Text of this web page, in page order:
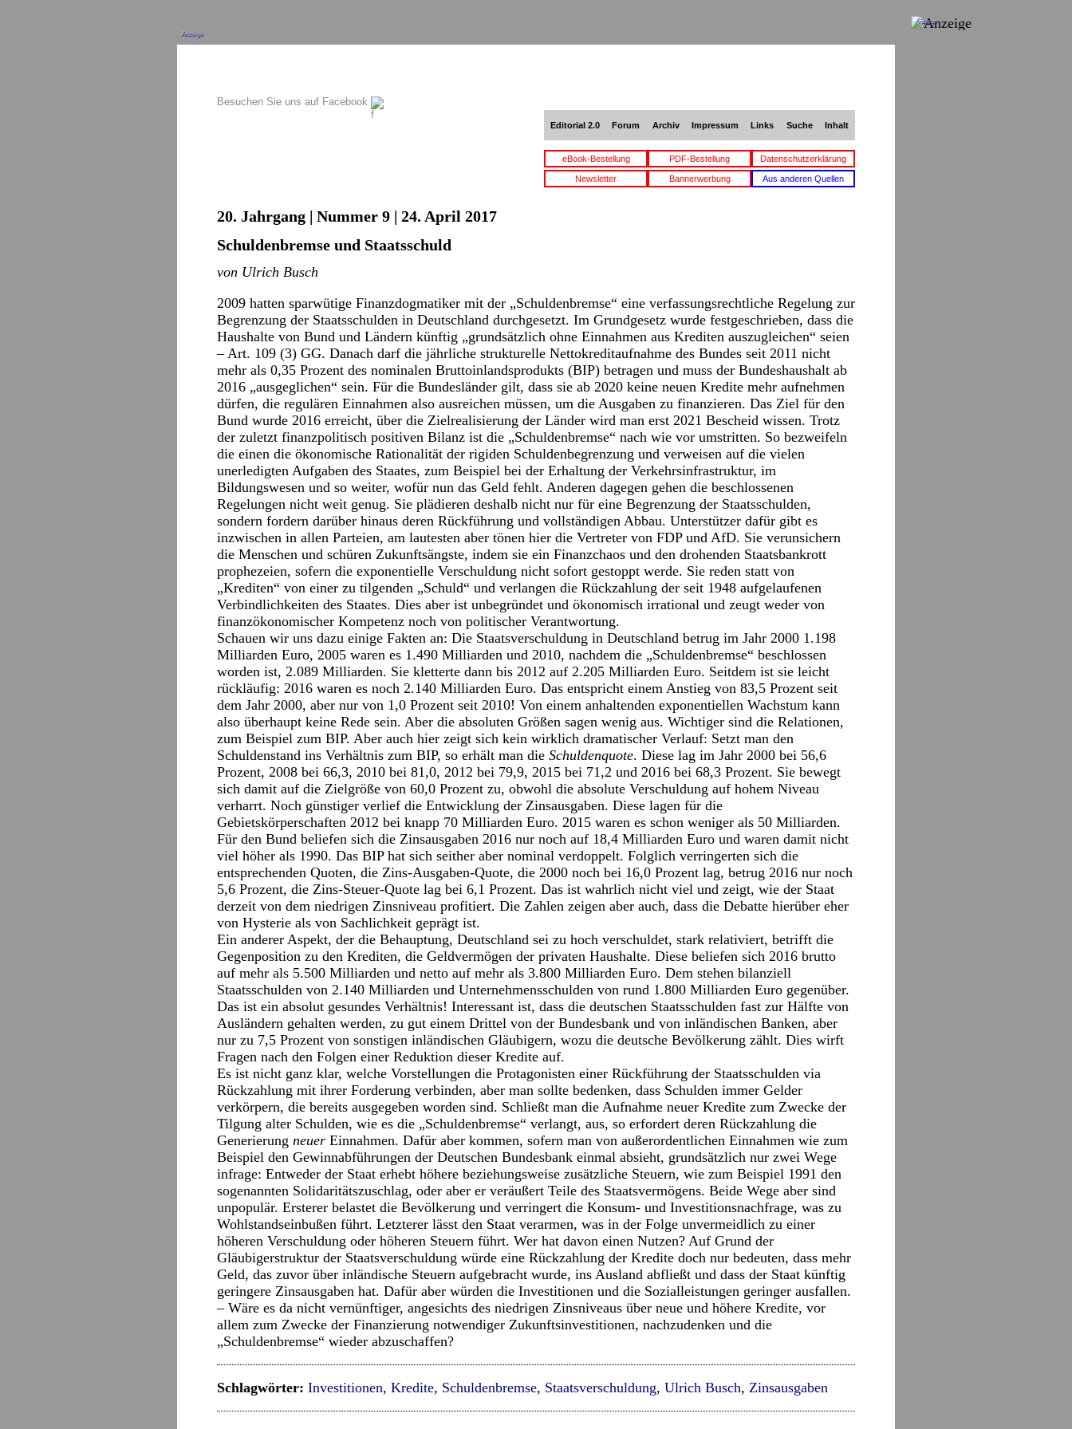
Anzeige
Besuchen Sie uns auf Facebook
Editorial 2.0 Forum Archiv Impressum Links Suche Inhalt
eBook-Bestellung PDF-Bestellung Datenschutzerklärung
Newsletter Bannerwerbung Aus anderen Quellen
20. Jahrgang | Nummer 9 | 24. April 2017
Schuldenbremse und Staatsschuld
von Ulrich Busch
2009 hatten sparwütige Finanzdogmatiker mit der „Schuldenbremse“ eine verfassungsrechtliche Regelung zur
Begrenzung der Staatsschulden in Deutschland durchgesetzt. Im Grundgesetz wurde festgeschrieben, dass die
Haushalte von Bund und Ländern künftig „grundsätzlich ohne Einnahmen aus Krediten auszugleichen“ seien
– Art. 109 (3) GG. Danach darf die jährliche strukturelle Nettokreditaufnahme des Bundes seit 2011 nicht
mehr als 0,35 Prozent des nominalen Bruttoinlandsprodukts (BIP) betragen und muss der Bundeshaushalt ab
2016 „ausgeglichen“ sein. Für die Bundesländer gilt, dass sie ab 2020 keine neuen Kredite mehr aufnehmen
dürfen, die regulären Einnahmen also ausreichen müssen, um die Ausgaben zu finanzieren. Das Ziel für den
Bund wurde 2016 erreicht, über die Zielrealisierung der Länder wird man erst 2021 Bescheid wissen. Trotz
der zuletzt finanzpolitisch positiven Bilanz ist die „Schuldenbremse“ nach wie vor umstritten. So bezweifeln
die einen die ökonomische Rationalität der rigiden Schuldenbegrenzung und verweisen auf die vielen
unerledigten Aufgaben des Staates, zum Beispiel bei der Erhaltung der Verkehrsinfrastruktur, im
Bildungswesen und so weiter, wofür nun das Geld fehlt. Anderen dagegen gehen die beschlossenen
Regelungen nicht weit genug. Sie plädieren deshalb nicht nur für eine Begrenzung der Staatsschulden,
sondern fordern darüber hinaus deren Rückführung und vollständigen Abbau. Unterstützer dafür gibt es
inzwischen in allen Parteien, am lautesten aber tönen hier die Vertreter von FDP und AfD. Sie verunsichern
die Menschen und schüren Zukunftsängste, indem sie ein Finanzchaos und den drohenden Staatsbankrott
prophezeien, sofern die exponentielle Verschuldung nicht sofort gestoppt werde. Sie reden statt von
„Krediten“ von einer zu tilgenden „Schuld“ und verlangen die Rückzahlung der seit 1948 aufgelaufenen
Verbindlichkeiten des Staates. Dies aber ist unbegründet und ökonomisch irrational und zeugt weder von
finanzökonomischer Kompetenz noch von politischer Verantwortung.
Schauen wir uns dazu einige Fakten an: Die Staatsverschuldung in Deutschland betrug im Jahr 2000 1.198
Milliarden Euro, 2005 waren es 1.490 Milliarden und 2010, nachdem die „Schuldenbremse“ beschlossen
worden ist, 2.089 Milliarden. Sie kletterte dann bis 2012 auf 2.205 Milliarden Euro. Seitdem ist sie leicht
rückläufig: 2016 waren es noch 2.140 Milliarden Euro. Das entspricht einem Anstieg von 83,5 Prozent seit
dem Jahr 2000, aber nur von 1,0 Prozent seit 2010! Von einem anhaltenden exponentiellen Wachstum kann
also überhaupt keine Rede sein. Aber die absoluten Größen sagen wenig aus. Wichtiger sind die Relationen,
zum Beispiel zum BIP. Aber auch hier zeigt sich kein wirklich dramatischer Verlauf: Setzt man den
Schuldenstand ins Verhältnis zum BIP, so erhält man die Schuldenquote. Diese lag im Jahr 2000 bei 56,6
Prozent, 2008 bei 66,3, 2010 bei 81,0, 2012 bei 79,9, 2015 bei 71,2 und 2016 bei 68,3 Prozent. Sie bewegt
sich damit auf die Zielgröße von 60,0 Prozent zu, obwohl die absolute Verschuldung auf hohem Niveau
verharrt. Noch günstiger verlief die Entwicklung der Zinsausgaben. Diese lagen für die
Gebietskörperschaften 2012 bei knapp 70 Milliarden Euro. 2015 waren es schon weniger als 50 Milliarden.
Für den Bund beliefen sich die Zinsausgaben 2016 nur noch auf 18,4 Milliarden Euro und waren damit nicht
viel höher als 1990. Das BIP hat sich seither aber nominal verdoppelt. Folglich verringerten sich die
entsprechenden Quoten, die Zins-Ausgaben-Quote, die 2000 noch bei 16,0 Prozent lag, betrug 2016 nur noch
5,6 Prozent, die Zins-Steuer-Quote lag bei 6,1 Prozent. Das ist wahrlich nicht viel und zeigt, wie der Staat
derzeit von dem niedrigen Zinsniveau profitiert. Die Zahlen zeigen aber auch, dass die Debatte hierüber eher
von Hysterie als von Sachlichkeit geprägt ist.
Ein anderer Aspekt, der die Behauptung, Deutschland sei zu hoch verschuldet, stark relativiert, betrifft die
Gegenposition zu den Krediten, die Geldvermögen der privaten Haushalte. Diese beliefen sich 2016 brutto
auf mehr als 5.500 Milliarden und netto auf mehr als 3.800 Milliarden Euro. Dem stehen bilanziell
Staatsschulden von 2.140 Milliarden und Unternehmensschulden von rund 1.800 Milliarden Euro gegenüber.
Das ist ein absolut gesundes Verhältnis! Interessant ist, dass die deutschen Staatsschulden fast zur Hälfte von
Ausländern gehalten werden, zu gut einem Drittel von der Bundesbank und von inländischen Banken, aber
nur zu 7,5 Prozent von sonstigen inländischen Gläubigern, wozu die deutsche Bevölkerung zählt. Dies wirft
Fragen nach den Folgen einer Reduktion dieser Kredite auf.
Es ist nicht ganz klar, welche Vorstellungen die Protagonisten einer Rückführung der Staatsschulden via
Rückzahlung mit ihrer Forderung verbinden, aber man sollte bedenken, dass Schulden immer Gelder
verkörpern, die bereits ausgegeben worden sind. Schließt man die Aufnahme neuer Kredite zum Zwecke der
Tilgung alter Schulden, wie es die „Schuldenbremse“ verlangt, aus, so erfordert deren Rückzahlung die
Generierung neuer Einnahmen. Dafür aber kommen, sofern man von außerordentlichen Einnahmen wie zum
Beispiel den Gewinnabführungen der Deutschen Bundesbank einmal absieht, grundsätzlich nur zwei Wege
infrage: Entweder der Staat erhebt höhere beziehungsweise zusätzliche Steuern, wie zum Beispiel 1991 den
sogenannten Solidaritätszuschlag, oder aber er veräußert Teile des Staatsvermögens. Beide Wege aber sind
unpopulär. Ersterer belastet die Bevölkerung und verringert die Konsum- und Investitionsnachfrage, was zu
Wohlstandseinbußen führt. Letzterer lässt den Staat verarmen, was in der Folge unvermeidlich zu einer
höheren Verschuldung oder höheren Steuern führt. Wer hat davon einen Nutzen? Auf Grund der
Gläubigerstruktur der Staatsverschuldung würde eine Rückzahlung der Kredite doch nur bedeuten, dass mehr
Geld, das zuvor über inländische Steuern aufgebracht wurde, ins Ausland abfließt und dass der Staat künftig
geringere Zinsausgaben hat. Dafür aber würden die Investitionen und die Sozialleistungen geringer ausfallen.
– Wäre es da nicht vernünftiger, angesichts des niedrigen Zinsniveaus über neue und höhere Kredite, vor
allem zum Zwecke der Finanzierung notwendiger Zukunftsinvestitionen, nachzudenken und die
„Schuldenbremse“ wieder abzuschaffen?
Schlagwörter: Investitionen, Kredite, Schuldenbremse, Staatsverschuldung, Ulrich Busch, Zinsausgaben
Anzeige